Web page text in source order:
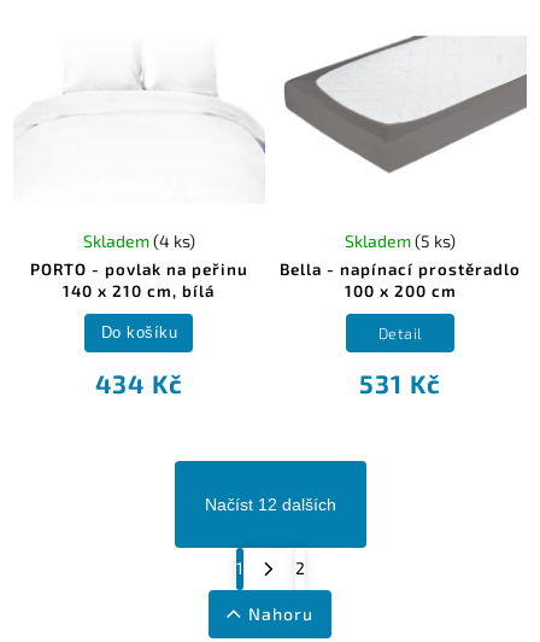
PORTO - povlak na peřinu
140 x 210 cm, bílá
Skladem(4 ks)
434 Kč
Do košíku
Bella - napínací prostěradlo
100 x 200 cm
Skladem(5 ks)
531 Kč
Detail
Načíst 12 dalších
1 2
Nahoru